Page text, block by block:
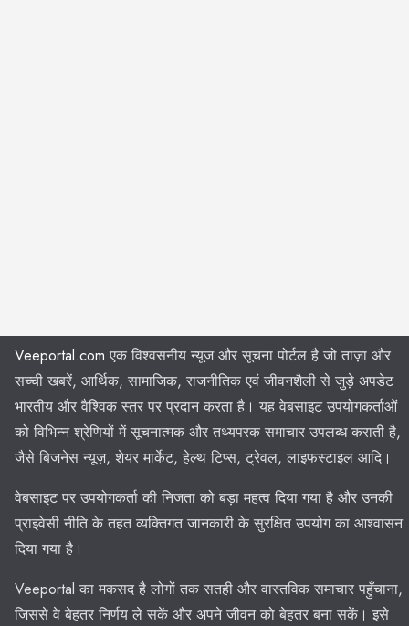
Veeportal.com एक विश्वसनीय न्यूज और सूचना पोर्टल है जो ताज़ा और
सच्ची खबरें, आर्थिक, सामाजिक, राजनीतिक एवं जीवनशैली से जुड़े अपडेट
भारतीय और वैश्विक स्तर पर प्रदान करता है। यह वेबसाइट उपयोगकर्ताओं
को विभिन्न श्रेणियों में सूचनात्मक और तथ्यपरक समाचार उपलब्ध कराती है,
जैसे बिजनेस न्यूज़, शेयर मार्केट, हेल्थ टिप्स, ट्रेवल, लाइफस्टाइल आदि।
वेबसाइट पर उपयोगकर्ता की निजता को बड़ा महत्व दिया गया है और उनकी
प्राइवेसी नीति के तहत व्यक्तिगत जानकारी के सुरक्षित उपयोग का आश्वासन
दिया गया है।
Veeportal का मकसद है लोगों तक सतही और वास्तविक समाचार पहुँचाना,
जिससे वे बेहतर निर्णय ले सकें और अपने जीवन को बेहतर बना सकें। इसे